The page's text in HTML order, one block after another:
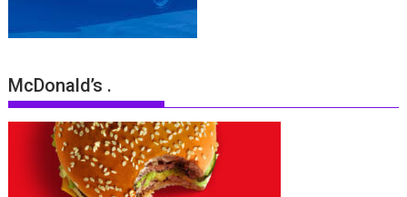
McDonald’s .